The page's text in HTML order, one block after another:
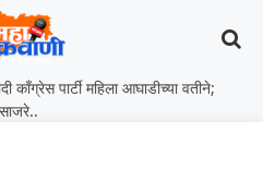
काँग्रेस पार्टी महिला आघाडीच्या वतीने;